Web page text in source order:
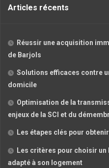
Articles récents
Réussir une acquisition
de Barjols
Solutions efficaces contre
domicile
Optimisation de la
enjeux de la SCI et du
Les étapes clés pour
Les critères pour choisir un
adapté à son logement